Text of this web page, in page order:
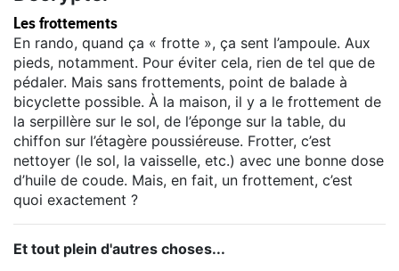
Les frottements
En rando, quand ça « frotte », ça sent l’ampoule. Aux
pieds, notamment. Pour éviter cela, rien de tel que de
pédaler. Mais sans frottements, point de balade à
bicyclette possible. À la maison, il y a le frottement de
la serpillère sur le sol, de l’éponge sur la table, du
chiffon sur l’étagère poussiéreuse. Frotter, c’est
nettoyer (le sol, la vaisselle, etc.) avec une bonne dose
d’huile de coude. Mais, en fait, un frottement, c’est
quoi exactement ?
Et tout plein d'autres choses...